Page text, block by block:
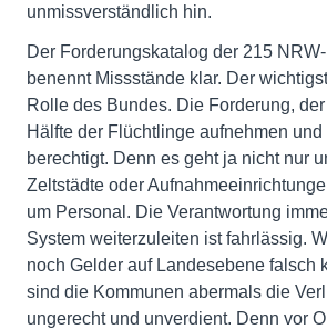
unmissverständlich hin.
Der Forderungskatalog der 215
benennt Missstände klar. Der
Rolle des Bundes. Die Forderung,
Hälfte der Flüchtlinge aufnehmen
berechtigt. Denn es geht ja nicht nur
Zeltstädte oder
um Personal. Die Verantwortung
System weiterzuleiten ist fahrlässig.
noch Gelder auf Landesebene falsch
sind die Kommunen abermals die
ungerecht und unverdient. Denn vor